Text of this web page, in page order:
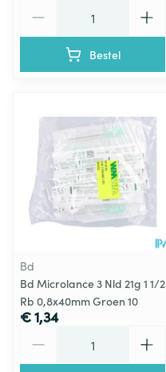
Bestel
Bd
Bd Microlance 3 Nld 21g 1 1/2
Rb 0,8x40mm Groen 10
€ 1,34